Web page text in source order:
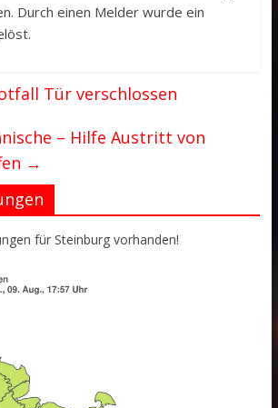
Durch einen Melder wurde ein
Tür verschlossen
– Hilfe Austritt von
→
für Steinburg vorhanden!